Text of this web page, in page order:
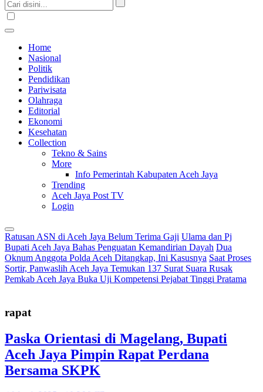
Home
Nasional
Politik
Pendidikan
Pariwisata
Olahraga
Editorial
Ekonomi
Kesehatan
Collection
Tekno & Sains
More
Info Pemerintah Kabupaten Aceh Jaya
Trending
Aceh Jaya Post TV
Login
Ratusan ASN di Aceh Jaya Belum Terima Gaji Ulama dan Pj
Bupati Aceh Jaya Bahas Penguatan Kemandirian Dayah Dua
Oknum Anggota Polda Aceh Ditangkap, Ini Kasusnya Saat Proses
Sortir, Panwaslih Aceh Jaya Temukan 137 Surat Suara Rusak
Pemkab Aceh Jaya Buka Uji Kompetensi Pejabat Tinggi Pratama
rapat
Paska Orientasi di Magelang, Bupati
Aceh Jaya Pimpin Rapat Perdana
Bersama SKPK